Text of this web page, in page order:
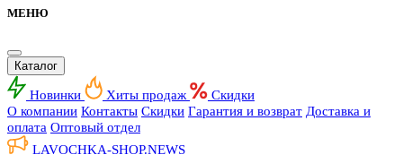
МЕНЮ
Каталог
Новинки Хиты продаж
Скидки
О компании Контакты Скидки Гарантия и возврат Доставка и
оплата Оптовый отдел
LAVOCHKA-SHOP.NEWS